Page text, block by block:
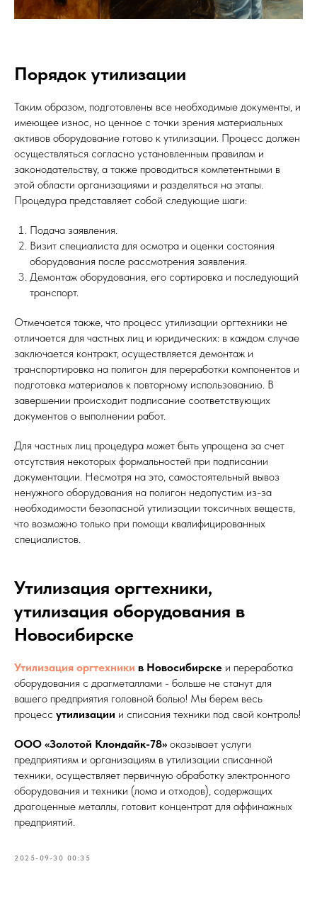
Порядок утилизации
Таким образом, подготовлены все необходимые документы, и
имеющее износ, но ценное с точки зрения материальных
активов оборудование готово к утилизации. Процесс должен
осуществляться согласно установленным правилам и
законодательству, а также проводиться компетентными в
этой области организациями и разделяться на этапы.
Процедура представляет собой следующие шаги:
Подача заявления.
Визит специалиста для осмотра и оценки состояния
оборудования после рассмотрения заявления.
Демонтаж оборудования, его сортировка и последующий
транспорт.
Отмечается также, что процесс утилизации оргтехники не
отличается для частных лиц и юридических: в каждом случае
заключается контракт, осуществляется демонтаж и
транспортировка на полигон для переработки компонентов и
подготовка материалов к повторному использованию. В
завершении происходит подписание соответствующих
документов о выполнении работ.
Для частных лиц процедура может быть упрощена за счет
отсутствия некоторых формальностей при подписании
документации. Несмотря на это, самостоятельный вывоз
ненужного оборудования на полигон недопустим из-за
необходимости безопасной утилизации токсичных веществ,
что возможно только при помощи квалифицированных
специалистов.
Утилизация оргтехники,
утилизация оборудования в
Новосибирске
Утилизация оргтехники в Новосибирске и переработка
оборудования с драгметаллами - больше не станут для
вашего предприятия головной болью! Мы берем весь
процесс утилизации и списания техники под свой контроль!
ООО «Золотой Клондайк-78» оказывает услуги
предприятиям и организациям в утилизации списанной
техники, осуществляет первичную обработку электронного
оборудования и техники (лома и отходов), содержащих
драгоценные металлы, готовит концентрат для аффинажных
предприятий.
2025-09-30 00:35